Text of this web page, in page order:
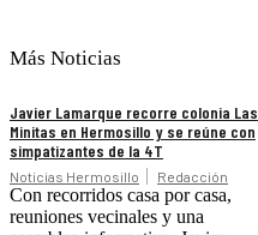
Más Noticias
Javier Lamarque recorre colonia Las
Minitas en Hermosillo y se reúne con
simpatizantes de la 4T
Noticias Hermosillo Redacción
Con recorridos casa por casa,
reuniones vecinales y una